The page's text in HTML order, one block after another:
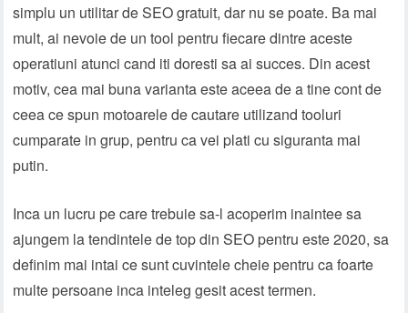
simplu un utilitar de SEO gratuit, dar nu se poate. Ba mai
mult, ai nevoie de un tool pentru fiecare dintre aceste
operatiuni atunci cand iti doresti sa ai succes. Din acest
motiv, cea mai buna varianta este aceea de a tine cont de
ceea ce spun motoarele de cautare utilizand tooluri
cumparate in grup, pentru ca vei plati cu siguranta mai
putin.
Inca un lucru pe care trebuie sa-l acoperim inaintee sa
ajungem la tendintele de top din SEO pentru este 2020, sa
definim mai intai ce sunt cuvintele cheie pentru ca foarte
multe persoane inca inteleg gesit acest termen.